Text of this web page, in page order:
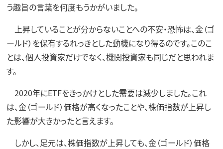
う趣旨の言葉を何度もうかがいました。
上昇していることが分からないことへの不安・恐怖は、金（ゴ
ールド）を保有するれっきとした動機になり得るのです。このこ
とは、個人投資家だけでなく、機関投資家も同じだと思われま
す。
2020年にETFをきっかけとした需要は減少しました。これ
は、金（ゴールド）価格が高くなったことや、株価指数が上昇し
た影響が大きかったと言えます。
しかし、足元は、株価指数が上昇しても、金（ゴールド）価格